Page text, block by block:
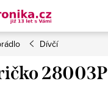
Dívčí
28003P